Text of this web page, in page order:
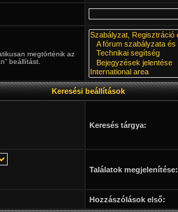
megtörténik az
beállítást.
Keresési beállítások
Keresés tárgya:
Találatok megjelenítése:
Hozzászólások első: